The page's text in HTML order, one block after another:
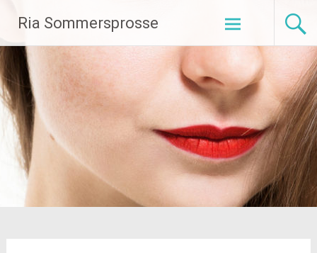
Inhalt
springen
Ria Sommersprosse